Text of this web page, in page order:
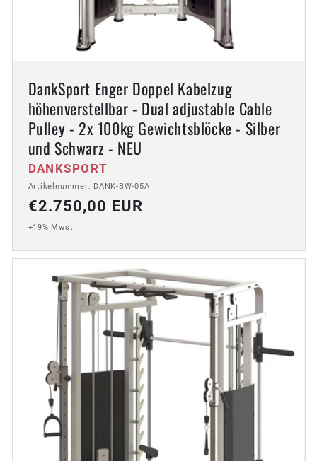
DankSport Enger Doppel Kabelzug
höhenverstellbar - Dual adjustable Cable
Pulley - 2x 100kg Gewichtsblöcke - Silber
und Schwarz - NEU
Anbieter:
DANKSPORT
Artikelnummer: DANK-BW-05A
Normaler
Preis
€2.750,00 EUR
+19% Mwst